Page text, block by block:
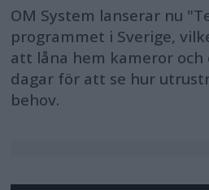
OM System lanserar nu
programmet i Sverige,
att låna hem kameror
dagar för att se hur
behov.